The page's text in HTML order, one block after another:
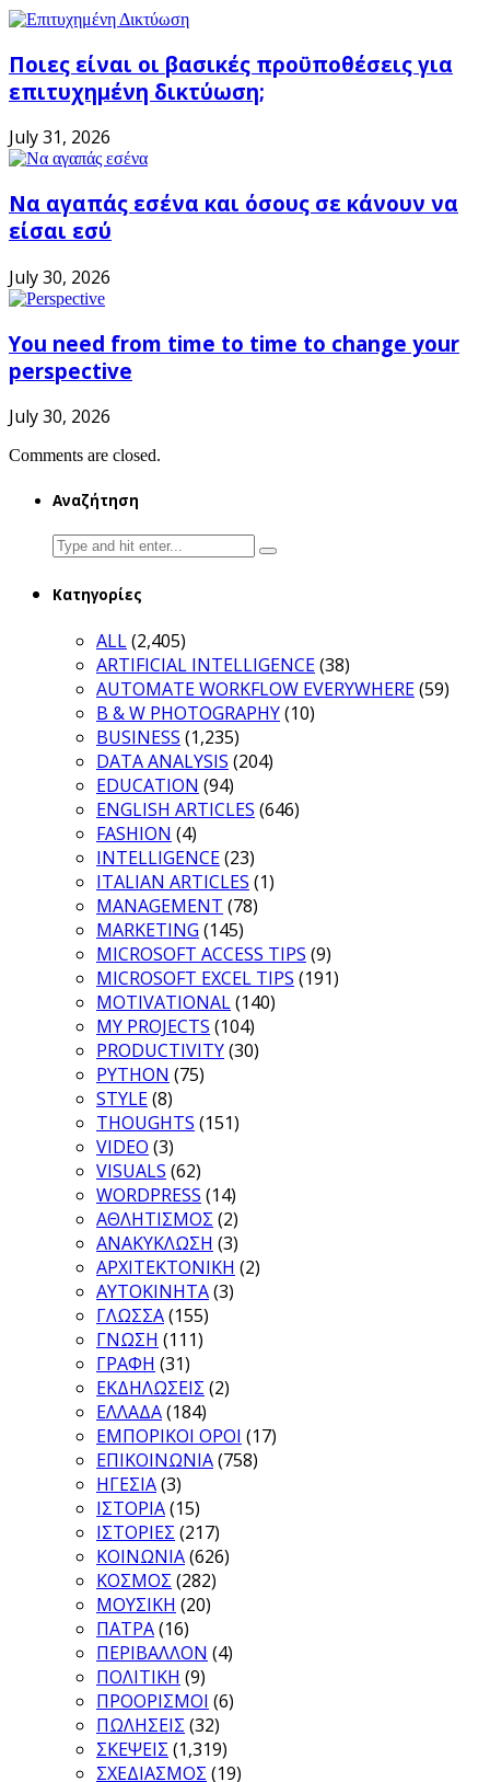
Ποιες είναι οι βασικές προϋποθέσεις για
επιτυχημένη δικτύωση;
July 31, 2026
Να αγαπάς εσένα και όσους σε κάνουν να
είσαι εσύ
July 30, 2026
You need from time to time to change your
perspective
July 30, 2026
Comments are closed.
Αναζήτηση
Search
for:
Κατηγορίες
ALL(2,405)
ARTIFICIAL INTELLIGENCE(38)
AUTOMATE WORKFLOW EVERYWHERE(59)
B & W PHOTOGRAPHY(10)
BUSINESS (1,235)
DATA ANALYSIS (204)
EDUCATION (94)
ENGLISH ARTICLES (646)
FASHION (4)
INTELLIGENCE(23)
ITALIAN ARTICLES (1)
MANAGEMENT (78)
MARKETING (145)
MICROSOFT ACCESS TIPS (9)
MICROSOFT EXCEL TIPS (191)
MOTIVATIONAL(140)
MY PROJECTS (104)
PRODUCTIVITY(30)
PYTHON (75)
STYLE(8)
THOUGHTS (151)
VIDEO (3)
VISUALS (62)
WORDPRESS (14)
ΑΘΛΗΤΙΣΜΟΣ (2)
ΑΝΑΚΥΚΛΩΣΗ (3)
ΑΡΧΙΤΕΚΤΟΝΙΚΗ (2)
ΑΥΤΟΚΙΝΗΤΑ(3)
ΓΛΩΣΣΑ(155)
ΓΝΩΣΗ (111)
ΓΡΑΦΗ (31)
ΕΚΔΗΛΩΣΕΙΣ (2)
ΕΛΛΑΔΑ(184)
ΕΜΠΟΡΙΚΟΙ ΟΡΟΙ (17)
ΕΠΙΚΟΙΝΩΝΙΑ(758)
ΗΓΕΣΙΑ(3)
ΙΣΤΟΡΙΑ(15)
ΙΣΤΟΡΙΕΣ (217)
ΚΟΙΝΩΝΙΑ(626)
ΚΟΣΜΟΣ (282)
ΜΟΥΣΙΚΗ (20)
ΠΑΤΡΑ(16)
ΠΕΡΙΒΑΛΛΟΝ (4)
ΠΟΛΙΤΙΚΗ (9)
ΠΡΟΟΡΙΣΜΟΙ (6)
ΠΩΛΗΣΕΙΣ (32)
ΣΚΕΨΕΙΣ (1,319)
ΣΧΕΔΙΑΣΜΟΣ (19)